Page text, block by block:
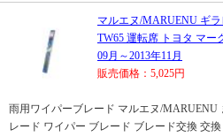
マルエヌ/MARUENU ギ
TW65 運転席 トヨタ マー
09月～2013年11月
販売価格：5,025円
雨用ワイパーブレード マルエヌ/MARUENU
レード ワイパー ブレード ブレード交換 交